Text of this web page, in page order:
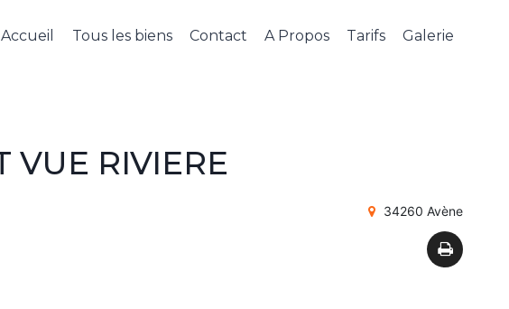
Accueil Tous les biens Contact A Propos Tarifs Galerie
VUE RIVIERE
34260 Avène